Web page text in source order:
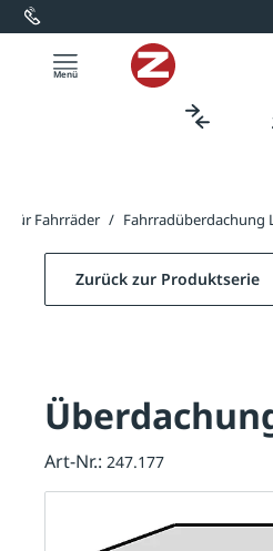
springen
für Fahrräder / Fahrradüberdachung
Zurück zur Produktserie
Art-Nr.: 247.177